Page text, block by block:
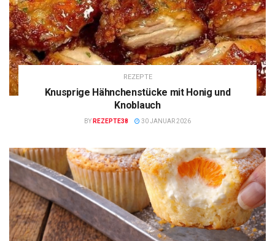
REZEPTE
Knusprige Hähnchenstücke mit Honig und
Knoblauch
BY REZEPTE38 30 JANUAR 2026